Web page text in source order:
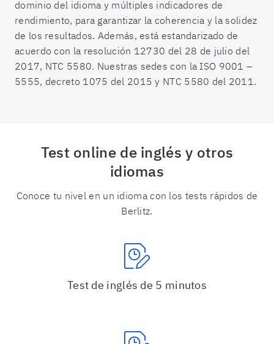
dominio del idioma y múltiples indicadores de
rendimiento, para garantizar la coherencia y la solidez
de los resultados. Además, está estandarizado de
acuerdo con la resolución 12730 del 28 de julio del
2017, NTC 5580. Nuestras sedes con la ISO 9001 –
5555, decreto 1075 del 2015 y NTC 5580 del 2011.
Test online de inglés y otros
idiomas
Conoce tu nivel en un idioma con los tests rápidos de
Berlitz.
Test de inglés de 5 minutos